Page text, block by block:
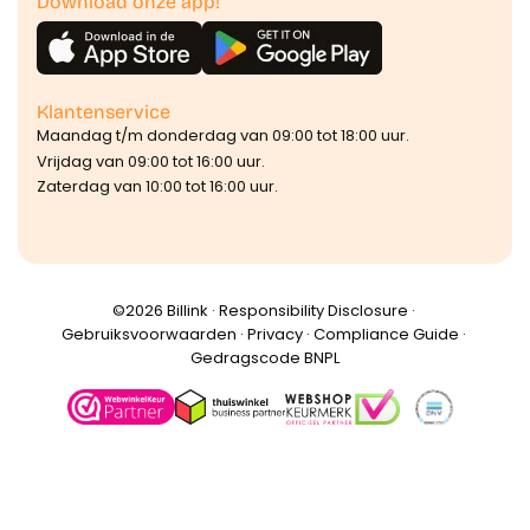
Klantenservice
Maandag t/m donderdag van 09:00 tot 18:00 uur.
Vrijdag van 09:00 tot 16:00 uur.
Zaterdag van 10:00 tot 16:00 uur.
©️2026 Billink · Responsibility Disclosure ·
Gebruiksvoorwaarden · Privacy· Compliance Guide ·
Gedragscode BNPL